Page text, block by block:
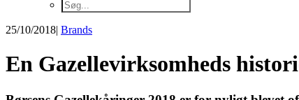
25/10/2018| Brands
En Gazellevirksomheds